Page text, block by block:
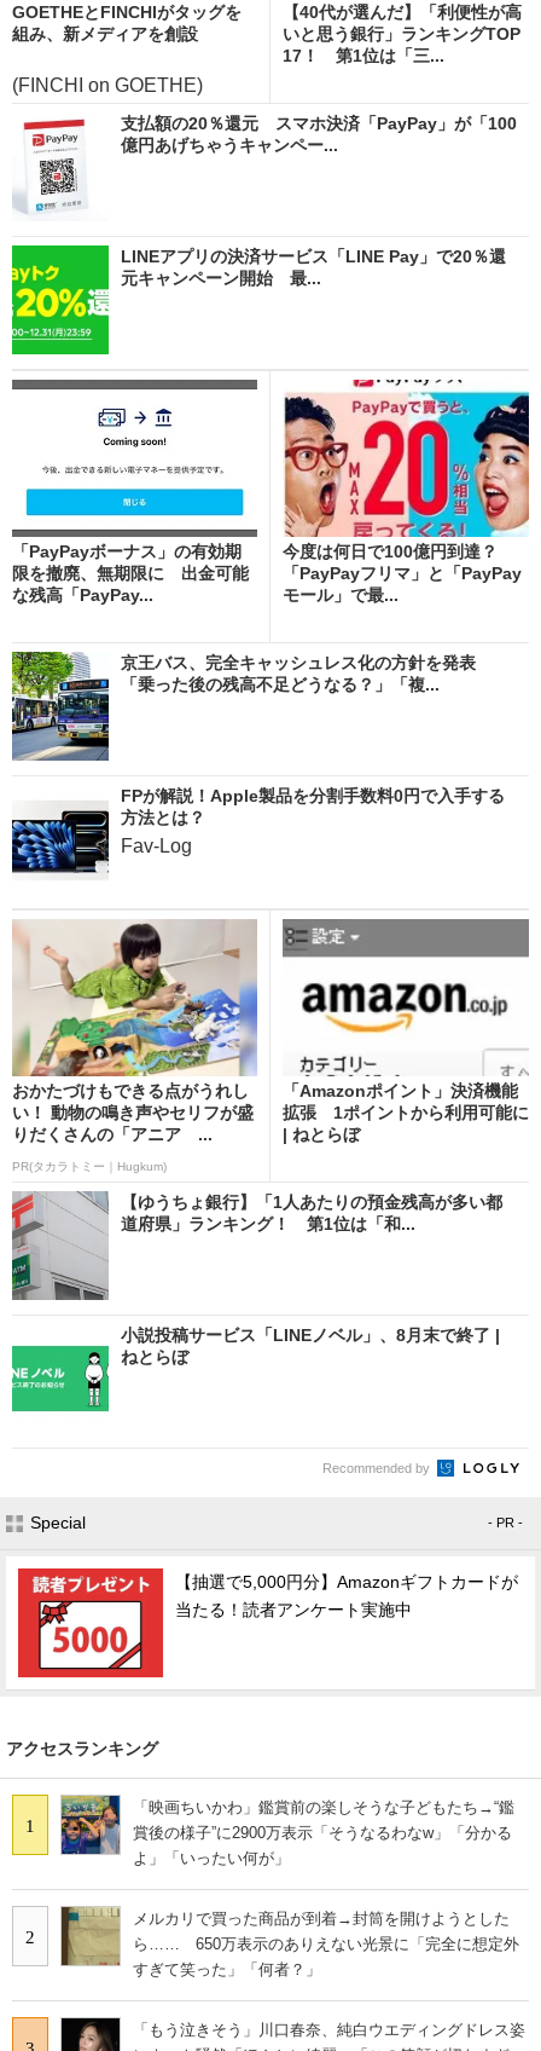
GOETHEとFINCHIがタッグを
組み、新メディアを創設
(FINCHI on GOETHE)
【40代が選んだ】「利便性が高
いと思う銀行」ランキングTOP
17！ 第1位は「三...
支払額の20％還元 スマホ決済「PayPay」が「100
億円あげちゃうキャンペー...
LINEアプリの決済サービス「LINE Pay」で20％還
元キャンペーン開始 最...
「PayPayボーナス」の有効期
限を撤廃、無期限に 出金可能
な残高「PayPay...
今度は何日で100億円到達？
「PayPayフリマ」と「PayPay
モール」で最...
京王バス、完全キャッシュレス化の方針を発表
「乗った後の残高不足どうなる？」「複...
FPが解説！Apple製品を分割手数料0円で入手する
方法とは？
Fav-Log
おかたづけもできる点がうれし
い！ 動物の鳴き声やセリフが盛
りだくさんの「アニア ...
PR(タカラトミー｜Hugkum)
「Amazonポイント」決済機能
拡張 1ポイントから利用可能に
| ねとらぼ
【ゆうちょ銀行】「1人あたりの預金残高が多い都
道府県」ランキング！ 第1位は「和...
小説投稿サービス「LINEノベル」、8月末で終了 |
ねとらぼ
Recommended by
Special - PR -
【抽選で5,000円分】Amazonギフトカードが
当たる！読者アンケート実施中
アクセスランキング
1
「映画ちいかわ」鑑賞前の楽しそうな子どもたち→“鑑
賞後の様子”に2900万表示「そうなるわなw」「分かる
よ」「いったい何が」
2
メルカリで買った商品が到着→封筒を開けようとした
ら…… 650万表示のありえない光景に「完全に想定外
すぎて笑った」「何者？」
「もう泣きそう」川口春奈、純白ウエディングドレス姿